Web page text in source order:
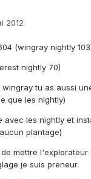
2012
(wingray nightly
nightly 70)
tu as aussi
que les nightly)
avec les nightly et
plantage)
mettre l'explorateur
je suis preneur.